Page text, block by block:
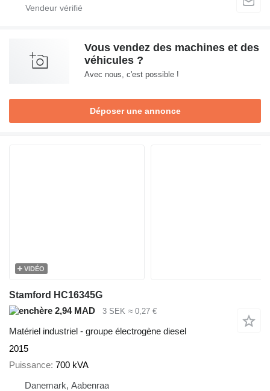
Vous vendez des machines et des
véhicules ?
Avec nous, c'est possible !
Déposer une annonce
VIDÉO
Stamford HC16345G
2,94 MAD
3 SEK ≈ 0,27 €
Matériel industriel - groupe électrogène diesel
2015
Puissance 700 kVA
Danemark, Aabenraa